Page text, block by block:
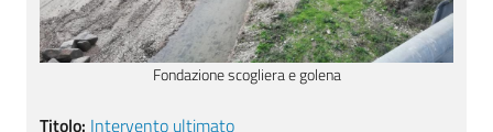
Elevazione scogliera e golena
Titolo: Intervento ultimato